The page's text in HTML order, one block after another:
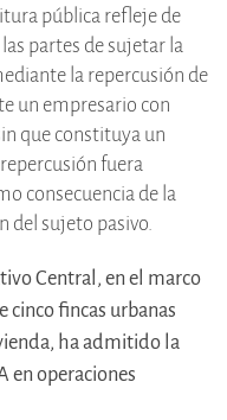
pública refleje de
partes de sujetar la
la repercusión de
un empresario con
que constituya un
fuera
consecuencia de la
del sujeto pasivo.
Central, en el marco
cinco fincas urbanas
ha admitido la
en operaciones